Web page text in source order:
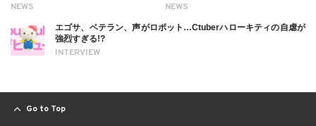
NEWS NEWS
INTERVIEW
エゴサ、ベテラン、声がロボット…Ctuberハローキティの自虐が
強烈すぎる!?
Go to Top